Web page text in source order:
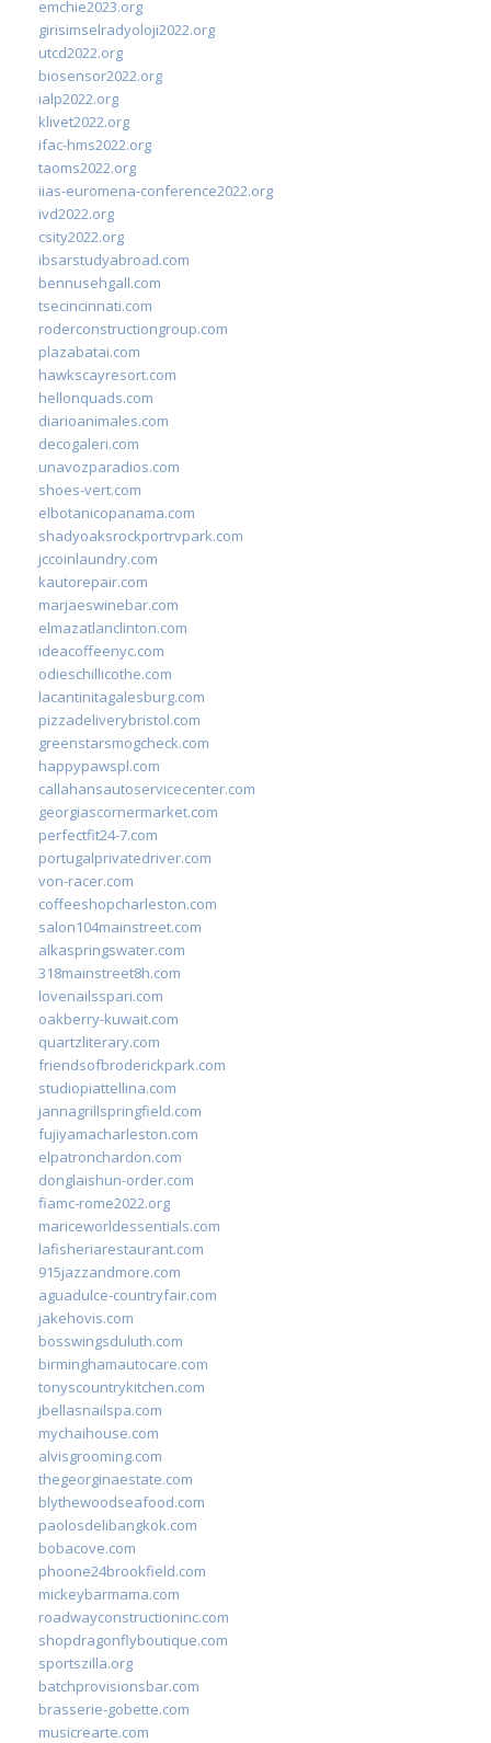
emchie2023.org
girisimselradyoloji2022.org
utcd2022.org
biosensor2022.org
ialp2022.org
klivet2022.org
ifac-hms2022.org
taoms2022.org
iias-euromena-conference2022.org
ivd2022.org
csity2022.org
ibsarstudyabroad.com
bennusehgall.com
tsecincinnati.com
roderconstructiongroup.com
plazabatai.com
hawkscayresort.com
hellonquads.com
diarioanimales.com
decogaleri.com
unavozparadios.com
shoes-vert.com
elbotanicopanama.com
shadyoaksrockportrvpark.com
jccoinlaundry.com
kautorepair.com
marjaeswinebar.com
elmazatlanclinton.com
ideacoffeenyc.com
odieschillicothe.com
lacantinitagalesburg.com
pizzadeliverybristol.com
greenstarsmogcheck.com
happypawspl.com
callahansautoservicecenter.com
georgiascornermarket.com
perfectfit24-7.com
portugalprivatedriver.com
von-racer.com
coffeeshopcharleston.com
salon104mainstreet.com
alkaspringswater.com
318mainstreet8h.com
lovenailsspari.com
oakberry-kuwait.com
quartzliterary.com
friendsofbroderickpark.com
studiopiattellina.com
jannagrillspringfield.com
fujiyamacharleston.com
elpatronchardon.com
donglaishun-order.com
fiamc-rome2022.org
mariceworldessentials.com
lafisheriarestaurant.com
915jazzandmore.com
aguadulce-countryfair.com
jakehovis.com
bosswingsduluth.com
birminghamautocare.com
tonyscountrykitchen.com
jbellasnailspa.com
mychaihouse.com
alvisgrooming.com
thegeorginaestate.com
blythewoodseafood.com
paolosdelibangkok.com
bobacove.com
phoone24brookfield.com
mickeybarmama.com
roadwayconstructioninc.com
shopdragonflyboutique.com
sportszilla.org
batchprovisionsbar.com
brasserie-gobette.com
musicrearte.com